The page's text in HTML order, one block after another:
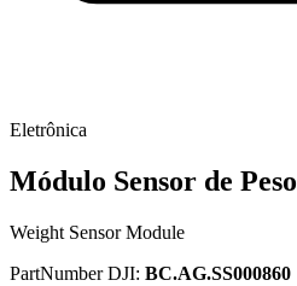
Eletrônica
Módulo Sensor de Peso
Weight Sensor Module
PartNumber DJI: BC.AG.SS000860